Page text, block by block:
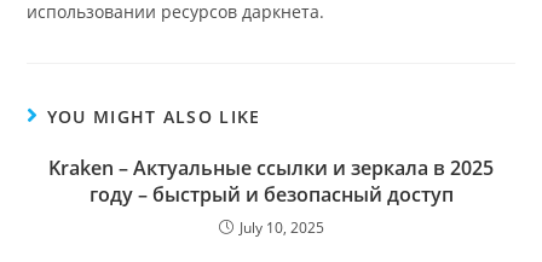
использовании ресурсов даркнета.
YOU MIGHT ALSO LIKE
Kraken – Актуальные ссылки и зеркала в 2025
году – быстрый и безопасный доступ
July 10, 2025